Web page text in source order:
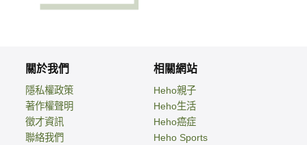
關於我們
隱私權政策
著作權聲明
徵才資訊
聯絡我們
相關網站
Heho親子
Heho生活
Heho癌症
Heho Sports